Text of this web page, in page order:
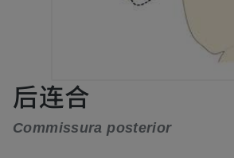
后连合
Commissura posterior